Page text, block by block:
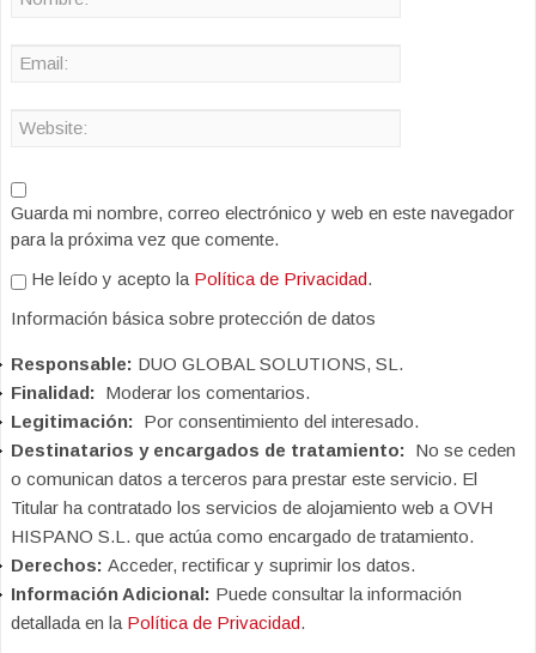
Guarda mi nombre, correo electrónico y web en este navegador
para la próxima vez que comente.
He leído y acepto la Política de Privacidad.
Información básica sobre protección de datos
Responsable: DUO GLOBAL SOLUTIONS, SL.
Finalidad: Moderar los comentarios.
Legitimación: Por consentimiento del interesado.
Destinatarios y encargados de tratamiento: No se ceden
o comunican datos a terceros para prestar este servicio. El
Titular ha contratado los servicios de alojamiento web a OVH
HISPANO S.L. que actúa como encargado de tratamiento.
Derechos: Acceder, rectificar y suprimir los datos.
Información Adicional: Puede consultar la información
detallada en la Política de Privacidad.